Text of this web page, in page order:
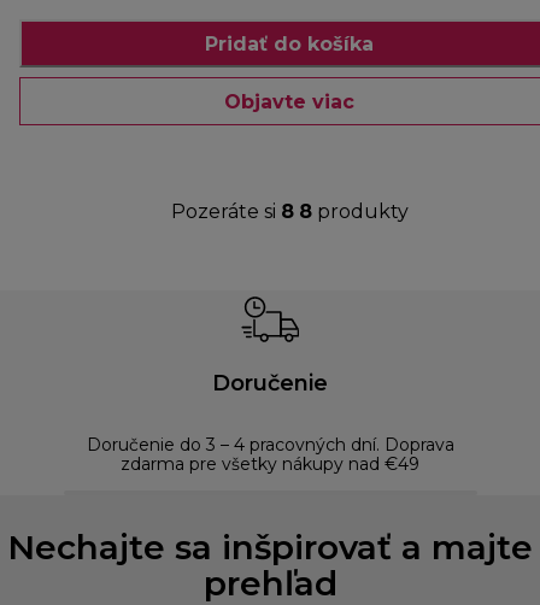
Pridať do košíka
Objavte viac
Pozeráte si 8 8produkty
Doručenie
Doručenie do 3 – 4 pracovných dní. Doprava
zdarma pre všetky nákupy nad €49
Nechajte sa inšpirovať a majte
prehľad